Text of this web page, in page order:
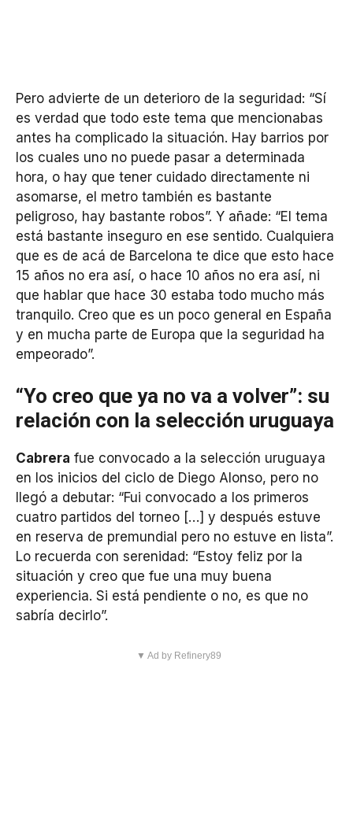
Pero advierte de un deterioro de la seguridad: “Sí
es verdad que todo este tema que mencionabas
antes ha complicado la situación. Hay barrios por
los cuales uno no puede pasar a determinada
hora, o hay que tener cuidado directamente ni
asomarse, el metro también es bastante
peligroso, hay bastante robos”. Y añade: “El tema
está bastante inseguro en ese sentido. Cualquiera
que es de acá de Barcelona te dice que esto hace
15 años no era así, o hace 10 años no era así, ni
que hablar que hace 30 estaba todo mucho más
tranquilo. Creo que es un poco general en España
y en mucha parte de Europa que la seguridad ha
empeorado”.
“Yo creo que ya no va a volver”: su
relación con la selección uruguaya
Cabrera fue convocado a la selección uruguaya
en los inicios del ciclo de Diego Alonso, pero no
llegó a debutar: “Fui convocado a los primeros
cuatro partidos del torneo […] y después estuve
en reserva de premundial pero no estuve en lista”.
Lo recuerda con serenidad: “Estoy feliz por la
situación y creo que fue una muy buena
experiencia. Si está pendiente o no, es que no
sabría decirlo”.
▼ Ad by Refinery89